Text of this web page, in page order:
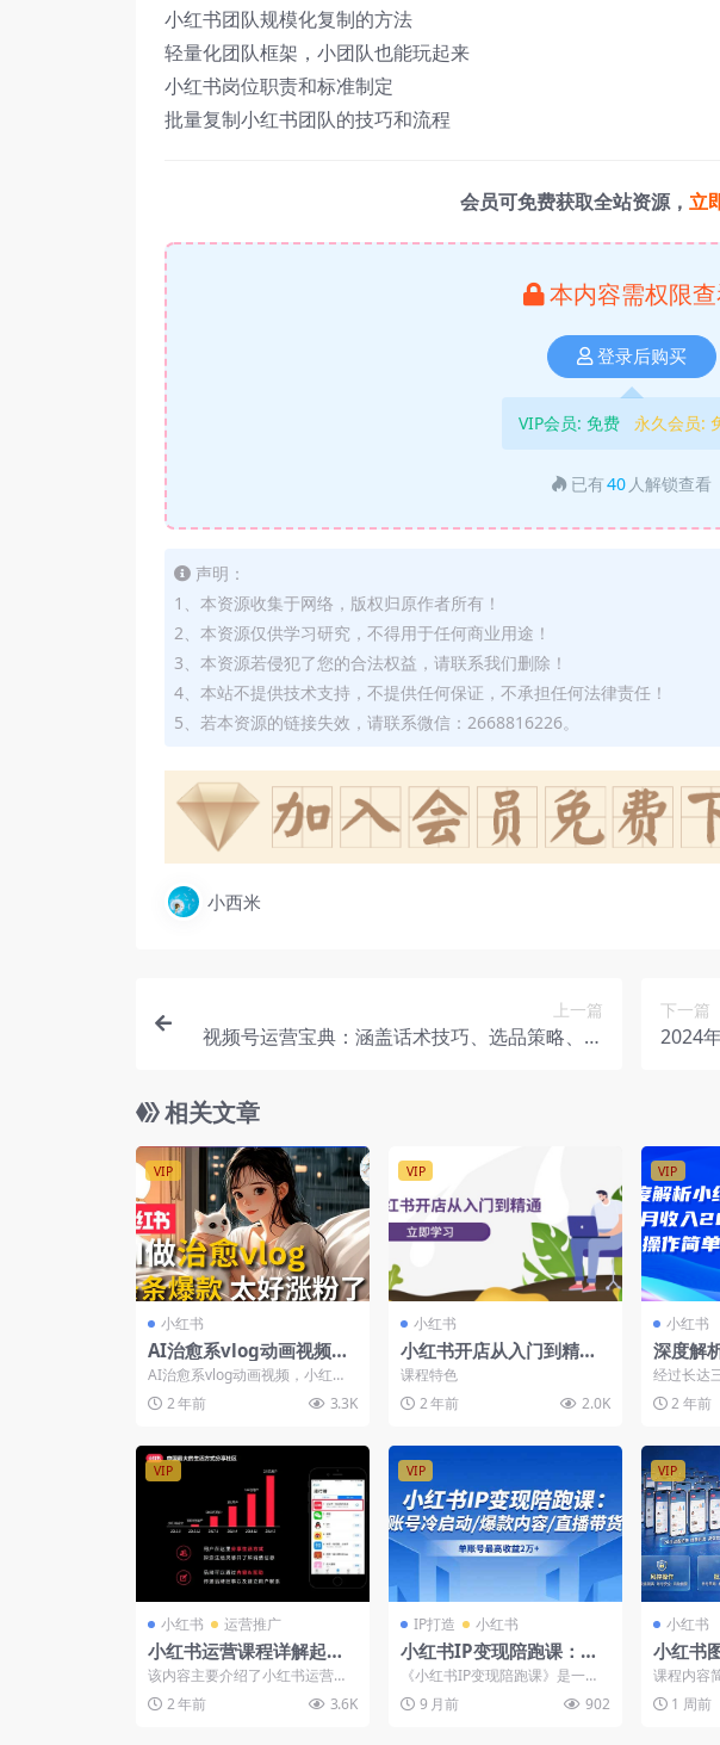
小红书团队规模化复制的方法
轻量化团队框架，小团队也能玩起来
小红书岗位职责和标准制定
批量复制小红书团队的技巧和流程
会员可免费获取全站资源， 立
本内容需权限
登录后购买
VIP会员: 免费 永久会员:
已有40 人解锁查看
声明：
1、本资源收集于网络，版权归原作者所有！
2、本资源仅供学习研究，不得用于任何商业用途！
3、本资源若侵犯了您的合法权益，请联系我们删除！
4、本站不提供技术支持，不提供任何保证，不承担任何法律责任！
5、若本资源的链接失效，请联系微信：2668816226。
小西米
上一篇
视频号运营宝典：涵盖话术技巧、选品策略、实
下一篇
2024
相关文章
VIP
小红书
AI治愈系vlog动画视频，
小红书1个月轻松涨粉破
万，商单报价1500+日入2
000+
AI治愈系vlog动画视频，小红书1
个月轻松涨粉破万，商单报价15
00+，0成本...
2 年前 3.3K
VIP
小红书
小红书开店从入门到精
通，快速掌握小红书店铺
运营，实现开店创收-202
节课
课程特色
2 年前
2.0K
VIP
小红书
深度解
资料项
+轻松
经过长达
理，我终
尽的小红
2 年前
VIP
小红书 运营推广
小红书运营课程详解起号
策划与变现方法
该内容主要介绍了小红书运营课
程，涵盖了从买课前后的准备到
小红书基础知识和运营规则...
2 年前 3.6K
VIP
IP打造 小红书
小红书IP变现陪跑课：账
号冷启动/爆款内容/直播
带货，单账号最高收益2万
+
《小红书IP变现陪跑课》是一门
专为小红书创业者、电商新手、I
P打造者设计的全流程...
9 月前 902
VIP
小红书
小红书
矩阵运
离起号方
课程内容
1 周前